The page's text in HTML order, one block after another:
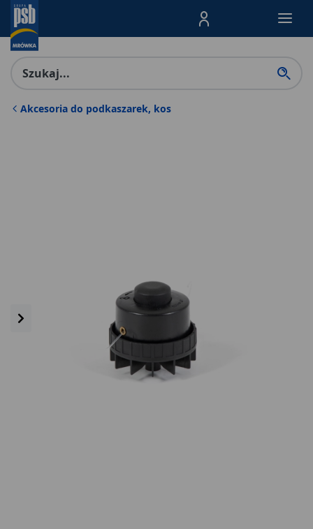
Menu Produktów,
Akcesoria do podkaszarek, kos